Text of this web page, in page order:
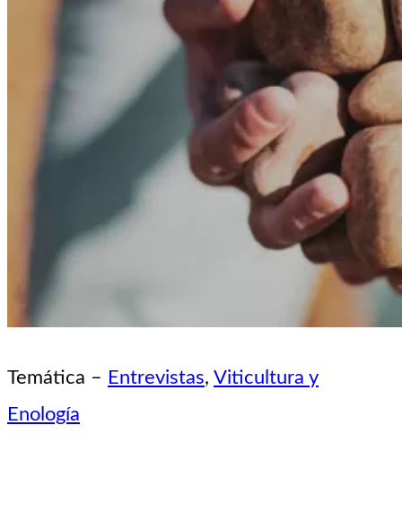
Temática – Entrevistas, Viticultura y
Enología